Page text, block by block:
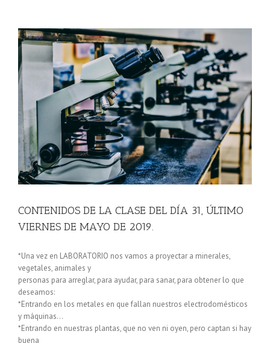
CONTENIDOS DE LA CLASE DEL DÍA 31, ÚLTIMO
VIERNES DE MAYO DE 2019.
*Una vez en LABORATORIO nos vamos a proyectar a minerales,
vegetales, animales y
personas para arreglar, para ayudar, para sanar, para obtener lo que
deseamos:
*Entrando en los metales en que fallan nuestros electrodomésticos
y máquinas…
*Entrando en nuestras plantas, que no ven ni oyen, pero captan si hay
buena